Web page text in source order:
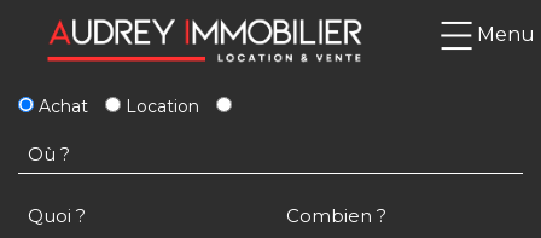
Menu
Achat Location